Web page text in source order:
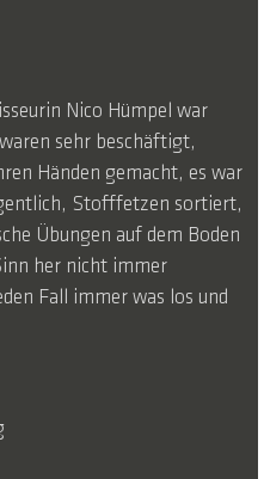
Nico Hümpel war
sehr beschäftigt,
Händen gemacht, es war
Stofffetzen sortiert,
Übungen auf dem Boden
her nicht immer
Fall immer was los und